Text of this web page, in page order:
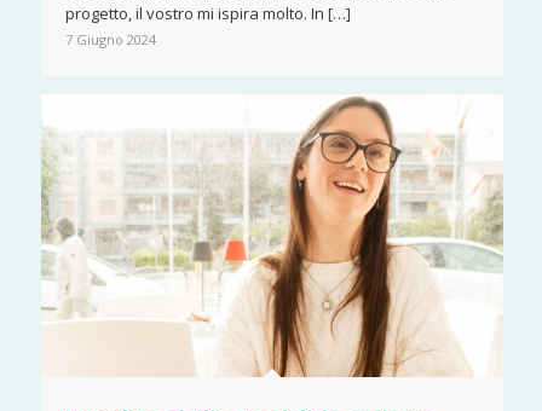
progetto, il vostro mi ispira molto. In […]
7 Giugno 2024